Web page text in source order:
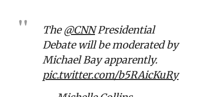
The @CNNPresidential
Debate will be moderated by
Michael Bay apparently.
pic.twitter.com/b5RAicKuRy